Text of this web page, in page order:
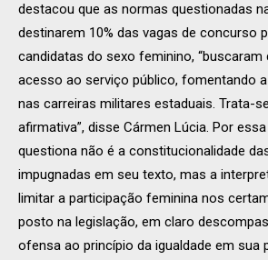
destacou que as normas questionadas
destinarem 10% das vagas de concurso
candidatas do sexo feminino,
acesso ao serviço público, fomentando
nas carreiras militares estaduais. Trata-
afirmativa”, disse Cármen Lúcia. Por
questiona não é a constitucionalidade
impugnadas em seu texto, mas a
limitar a participação feminina nos
posto na legislação, em claro
ofensa ao princípio da igualdade em sua